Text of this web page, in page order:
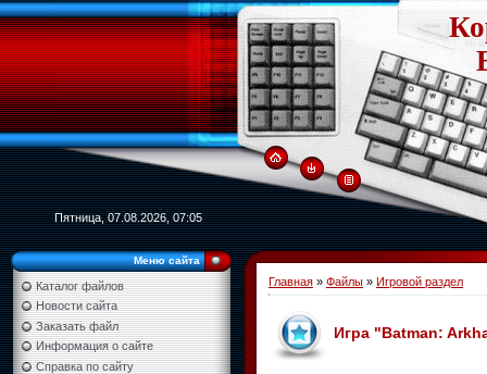
Пятница, 07.08.2026, 07:05
Меню сайта
Каталог файлов
Новости сайта
Заказать файл
Информация о сайте
Справка по сайту
Главная » Файлы » Игровой раздел
Игра "Batman: